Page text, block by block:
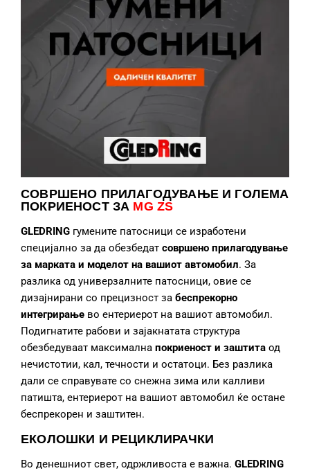
СОВРШЕНО ПРИЛАГОДУВАЊЕ И ГОЛЕМА
ПОКРИЕНОСТ ЗА MG ZS
GLEDRING гумените патосници се изработени
специјално за да обезбедат совршено прилагодување
за марката и моделот на вашиот автомобил. За
разлика од универзалните патосници, овие се
дизајнирани со прецизност за беспрекорно
интегрирање во ентериерот на вашиот автомобил.
Подигнатите рабови и зајакнатата структура
обезбедуваат максимална покриеност и заштита од
нечистотии, кал, течности и остатоци. Без разлика
дали се справувате со снежна зима или калливи
патишта, ентериерот на вашиот автомобил ќе остане
беспрекорен и заштитен.
ЕКОЛОШКИ И РЕЦИКЛИРАЧКИ
Во денешниот свет, одржливоста е важна. GLEDRING